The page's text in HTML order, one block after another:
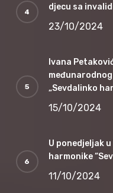
djecu sa
23/10/2024
Ivana
„Sevdalinko
15/10/2024
U ponedjeljak
harmonike
11/10/2024